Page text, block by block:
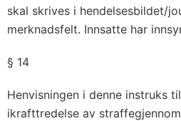
skal skrives i hendelsesbildet/
merknadsfelt. Innsatte har
§ 14
Henvisningen i denne instruks
ikrafttredelse av